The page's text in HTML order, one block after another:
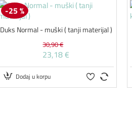
-25 %
Duks Normal - muški ( tanji materijal )
23,18 €
30,90 €
Dodaj u korpu